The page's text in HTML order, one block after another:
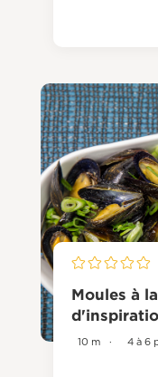
Moules à
10 m · 4 à 6